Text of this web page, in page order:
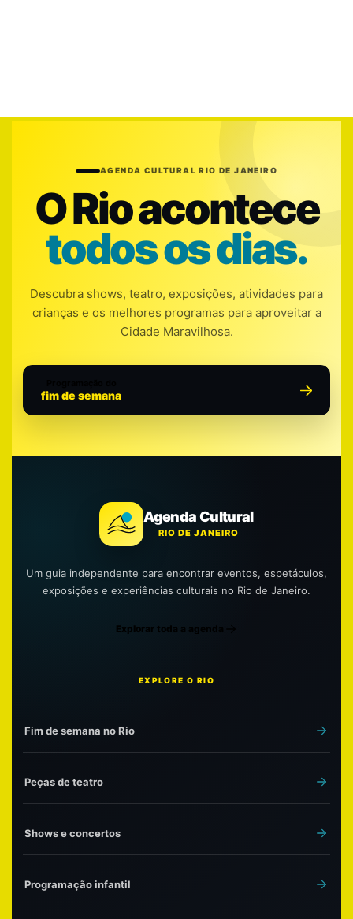
AGENDA CULTURAL RIO DE JANEIRO
O Rio acontece
todos os dias.
Descubra shows, teatro, exposições, atividades para
crianças e os melhores programas para aproveitar a
Cidade Maravilhosa.
fim de semana
Agenda Cultural
RIO DE JANEIRO
Um guia independente para encontrar eventos, espetáculos,
exposições e experiências culturais no Rio de Janeiro.
Explorar toda a agenda
EXPLORE O RIO
Fim de semana no Rio
Peças de teatro
Shows e concertos
Programação infantil